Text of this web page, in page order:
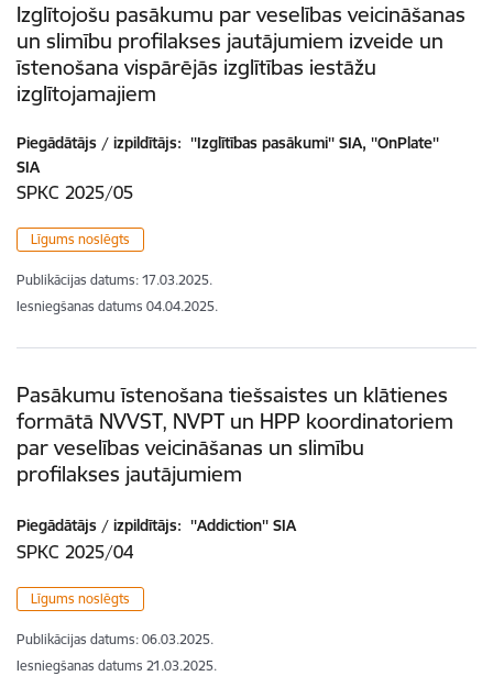
Izglītojošu pasākumu par veselības veicināšanas
un slimību profilakses jautājumiem izveide un
īstenošana vispārējās izglītības iestāžu
izglītojamajiem
Piegādātājs / izpildītājs: ''Izglītības pasākumi'' SIA, ''OnPlate''
SIA
SPKC 2025/05
Līgums noslēgts
Publikācijas datums: 17.03.2025.
Iesniegšanas datums 04.04.2025.
Pasākumu īstenošana tiešsaistes un klātienes
formātā NVVST, NVPT un HPP koordinatoriem
par veselības veicināšanas un slimību
profilakses jautājumiem
Piegādātājs / izpildītājs: ''Addiction'' SIA
SPKC 2025/04
Līgums noslēgts
Publikācijas datums: 06.03.2025.
Iesniegšanas datums 21.03.2025.